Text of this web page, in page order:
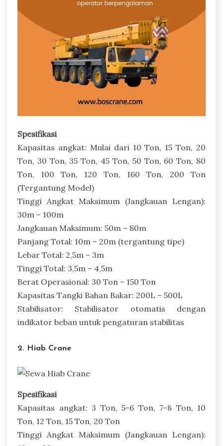
Spesifikasi
Kapasitas angkat: Mulai dari 10 Ton, 15 Ton, 20
Ton, 30 Ton, 35 Ton, 45 Ton, 50 Ton, 60 Ton, 80
Ton, 100 Ton, 120 Ton, 160 Ton, 200 Ton
(Tergantung Model)
Tinggi Angkat Maksimum (Jangkauan Lengan):
30m – 100m
Jangkauan Maksimum: 50m – 80m
Panjang Total: 10m – 20m (tergantung tipe)
Lebar Total: 2,5m – 3m
Tinggi Total: 3,5m – 4,5m
Berat Operasional: 30 Ton – 150 Ton
Kapasitas Tangki Bahan Bakar: 200L – 500L
Stabilisator: Stabilisator otomatis dengan
indikator beban untuk pengaturan stabilitas
2. Hiab Crane
Spesifikasi
Kapasitas angkat: 3 Ton, 5-6 Ton, 7-8 Ton, 10
Ton, 12 Ton, 15 Ton, 20 Ton
Tinggi Angkat Maksimum (Jangkauan Lengan):